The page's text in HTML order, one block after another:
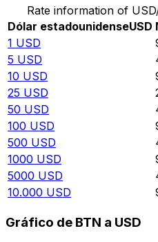
Rate information of
Dólar estadounidenseUSD
1 USD
5 USD
10 USD
25 USD
50 USD
100 USD
500 USD
1000 USD
5000 USD
10.000 USD
Gráfico de BTN a USD